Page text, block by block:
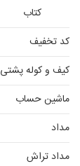
کتاب
کد تخفیف
کیف و کوله پشتی
ماشین حساب
مداد
مداد تراش